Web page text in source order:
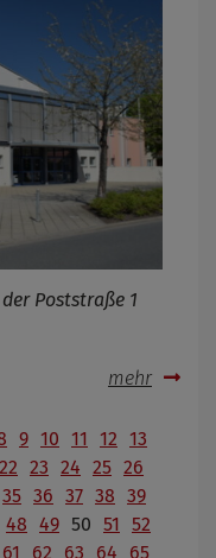
Poststraße 1
mehr
9 10 11 12 13
22 23 24 25 26
35 36 37 38 39
48 49 50 51
52
61 62 63 64
65